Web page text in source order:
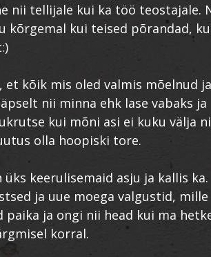
nii tellijale kui ka töö teostajale.
kõrgemal kui teised põrandad,
et kõik mis oled valmis mõelnud ja
nii minna ehk lase vabaks ja
kui mõni asi ei kuku välja
olla hoopiski tore.
keerulisemaid asju ja kallis ka.
ja uue moega valgustid,
paika ja ongi nii head kui ma
korral.